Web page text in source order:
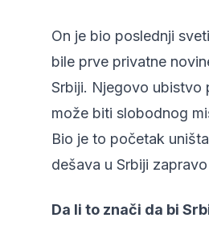
On je bio poslednji
bile prve privatne
Srbiji. Njegovo ubistvo
može biti slobodnog
Bio je to početak
dešava u Srbiji
Da li to znači da bi